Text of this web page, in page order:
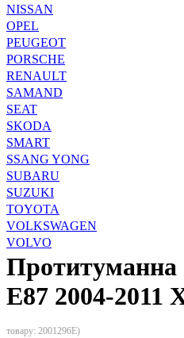
NISSAN
OPEL
PEUGEOT
PORSCHE
RENAULT
SAMAND
SEAT
SKODA
SMART
SSANG YONG
SUBARU
SUZUKI
TOYOTA
VOLKSWAGEN
VOLVO
E87 2004-2011
товару: 2001296E)